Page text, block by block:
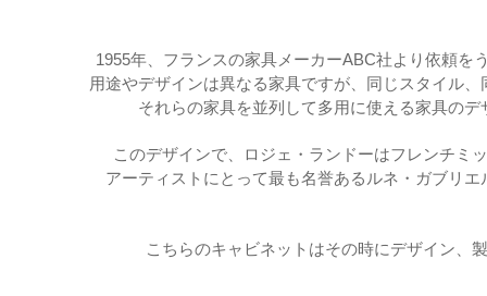
1955年、フランスの家具メーカーABC社より依頼を
用途やデザインは異なる家具ですが、同じスタイル
それらの家具を並列して多用に使える家具のデ
このデザインで、ロジェ・ランドーはフレンチミ
アーティストにとって最も名誉ある ルネ・ガブリエ
こちらのキャビネットはその時にデザイン、